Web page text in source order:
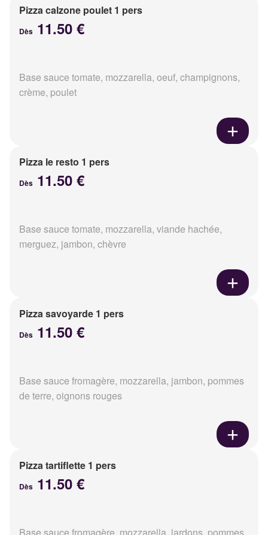
Pizza calzone poulet 1 pers
Dès 11.50 €
Base sauce tomate, mozzarella, oeuf, champignons,
crème, poulet
Pizza le resto 1 pers
Dès 11.50 €
Base sauce tomate, mozzarella, viande hachée,
merguez, jambon, chèvre
Pizza savoyarde 1 pers
Dès 11.50 €
Base sauce fromagère, mozzarella, jambon, pommes
de terre, oignons rouges
Pizza tartiflette 1 pers
Dès 11.50 €